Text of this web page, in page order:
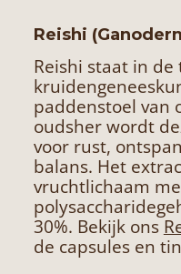
Reishi
Reishi staat in
paddenstoel van
oudsher wordt
voor rust,
balans. Het
vruchtlichaam
30%. Bekijk ons
de capsules en